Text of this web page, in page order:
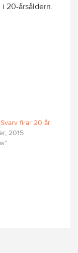
20-årsåldern.
firar 20 år
2015